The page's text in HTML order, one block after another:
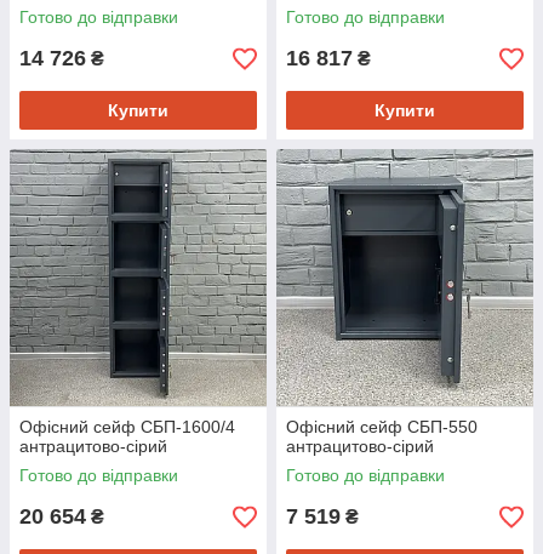
Готово до відправки
14 726 ₴
Купити
Готово до відправки
16 817 ₴
Купити
Офісний сейф CБП-1600/4
антрацитово-сірий
Готово до відправки
20 654 ₴
Офісний сейф CБП-550
антрацитово-сірий
Готово до відправки
7 519 ₴